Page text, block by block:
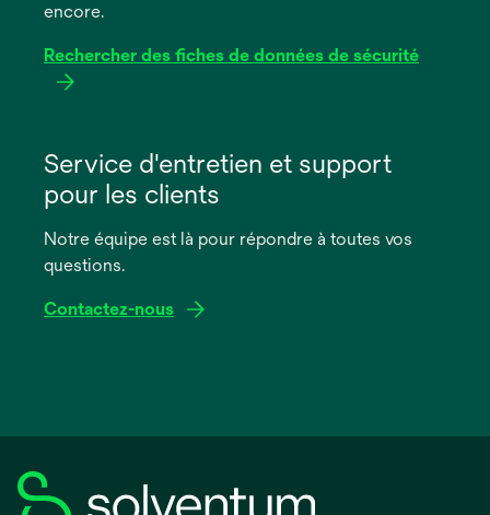
encore.
Rechercher des fiches de données de sécurité
dans
nouvel
onglet
Service d'entretien et support
pour les clients
Notre équipe est là pour répondre à toutes vos
questions.
Contactez-nous